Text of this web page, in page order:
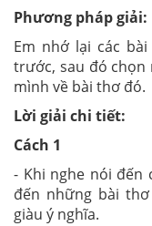
Phương pháp giải:
Em nhớ lại các
trước, sau đó chọn
mình về bài thơ đó.
Lời giải chi tiết:
Cách 1
- Khi nghe nói đến
đến những bài
giàu ý nghĩa.